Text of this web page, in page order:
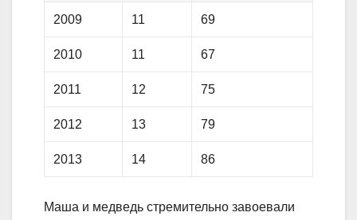
2009 11 69
2010 11 67
2011 12 75
2012 13 79
2013 14 86
Маша и медведь стремительно завоевали